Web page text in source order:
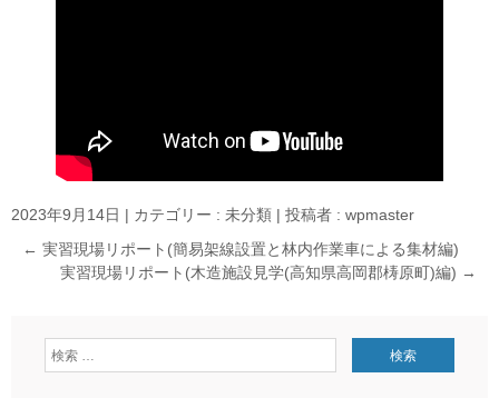
2023年9月14日 | カテゴリー : 未分類 | 投稿者 : wpmaster
← 実習現場リポート(簡易架線設置と林内作業車による集材編)
実習現場リポート(木造施設見学(高知県高岡郡梼原町)編) →